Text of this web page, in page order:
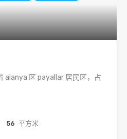
alanya 区 payallar 居民区，占
56 平方米